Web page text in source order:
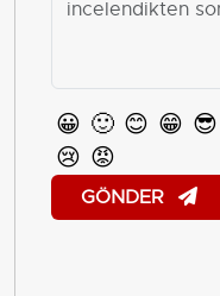
😀 🙂 😊 😁 😎
😢 😡
GÖNDER